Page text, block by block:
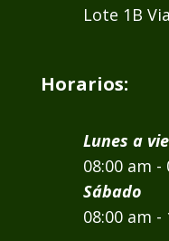
Lote 1B
Horarios:
Lunes a
08:00 am -
Sábado
08:00 am -